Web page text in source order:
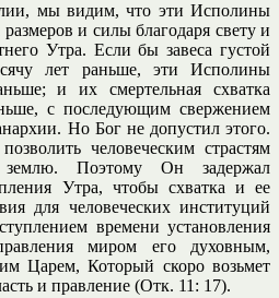
мы видим, что эти Исполины
и силы благодаря свету и
Утра. Если бы завеса густой
лет раньше, эти Исполины
и их смертельная схватка
с последующим свержением
Но Бог не допустил этого.
человеческим страстям
землю. Поэтому Он задержал
Утра, чтобы схватка и ее
для человеческих институций
времени установления
миром его духовным,
Царем, Который скоро возьмет
и правление (Отк. 11: 17).